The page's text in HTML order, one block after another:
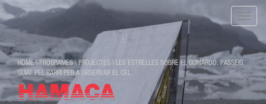
Toggle
HOME\ PROGRAMES\PROJECTES \ LES ESTRELLES SOBRE EL GUINARDÓ. PASSEIG
GUIAT PEL BARRI PER A OBSERVAR EL CEL